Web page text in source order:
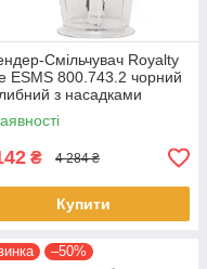
Смільчувач Royalty
ESMS 800.743.2 чорний
з насадками
₴ 4 284 ₴
Купити
–50%